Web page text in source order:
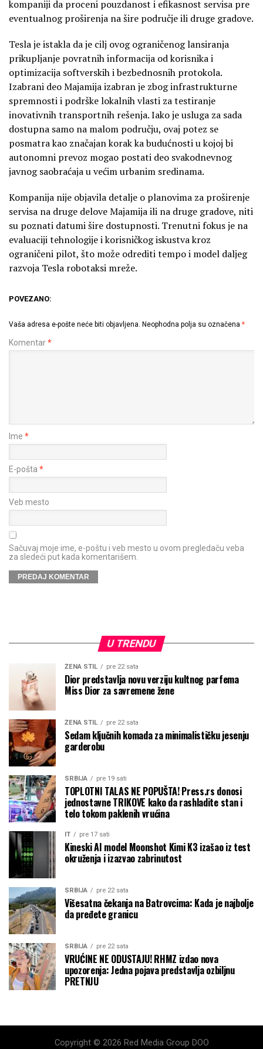
kompaniji da proceni pouzdanost i efikasnost servisa pre
eventualnog proširenja na šire područje ili druge gradove.
Tesla je istakla da je cilj ovog ograničenog lansiranja
prikupljanje povratnih informacija od korisnika i
optimizacija softverskih i bezbednosnih protokola.
Izabrani deo Majamija izabran je zbog infrastrukturne
spremnosti i podrške lokalnih vlasti za testiranje
inovativnih transportnih rešenja. Iako je usluga za sada
dostupna samo na malom području, ovaj potez se
posmatra kao značajan korak ka budućnosti u kojoj bi
autonomni prevoz mogao postati deo svakodnevnog
javnog saobraćaja u većim urbanim sredinama.
Kompanija nije objavila detalje o planovima za proširenje
servisa na druge delove Majamija ili na druge gradove, niti
su poznati datumi šire dostupnosti. Trenutni fokus je na
evaluaciji tehnologije i korisničkog iskustva kroz
ograničeni pilot, što može odrediti tempo i model daljeg
razvoja Tesla robotaksi mreže.
POVEZANO:
Vaša adresa e-pošte neće biti objavljena. Neophodna polja su označena *
Komentar*
Ime *
E-pošta *
Veb mesto
Sačuvaj moje ime, e-poštu i veb mesto u ovom pregledaču veba
za sledeći put kada komentarišem.
U TRENDU
ŽENA STIL pre 22 sata
Dior predstavlja novu verziju kultnog parfema
Miss Dior za savremene žene
ŽENA STIL pre 22 sata
Sedam ključnih komada za minimalističku jesenju
garderobu
SRBIJA pre 19 sati
TOPLOTNI TALAS NE POPUŠTA! Press.rs donosi
jednostavne TRIKOVE kako da rashladite stan i
telo tokom paklenih vrućina
IT pre 17 sati
Kineski AI model Moonshot Kimi K3 izašao iz test
okruženja i izazvao zabrinutost
SRBIJA pre 22 sata
Višesatna čekanja na Batrovcima: Kada je najbolje
da pređete granicu
SRBIJA pre 22 sata
VRUĆINE NE ODUSTAJU! RHMZ izdao nova
upozorenja: Jedna pojava predstavlja ozbiljnu
PRETNJU
Copyright © 2026 Red Media Group DOO